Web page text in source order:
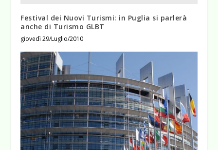
Festival dei Nuovi Turismi: in Puglia si parlerà
anche di Turismo GLBT
giovedì 29/Luglio/2010